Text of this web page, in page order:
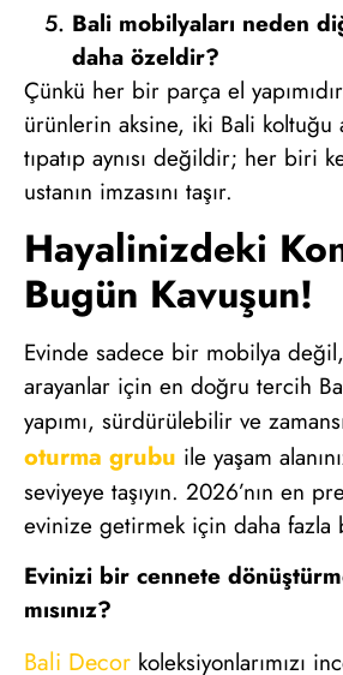
Bali mobilyaları neden
daha özeldir?
Çünkü her bir parça el
ürünlerin aksine, iki Bali
tıpatıp aynısı değildir; her biri
ustanın imzasını taşır.
Hayalinizdeki
Bugün Kavuşun!
Evinde sadece bir mobilya
arayanlar için en doğru tercih
yapımı, sürdürülebilir ve
oturma grubu ile yaşam
seviyeye taşıyın. 2026’nın en
evinize getirmek için daha fazla
Evinizi bir cennete
mısınız?
Bali Decor koleksiyonlarımızı